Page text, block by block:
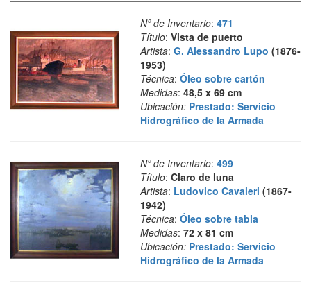
Nº de Inventario: 471
Título: Vista de puerto
Artista: G. Alessandro Lupo (1876-
1953)
Técnica: Óleo sobre cartón
Medidas: 48,5 x 69 cm
Ubicación: Prestado: Servicio
Hidrográfico de la Armada
Nº de Inventario: 499
Título: Claro de luna
Artista: Ludovico Cavaleri (1867-
1942)
Técnica: Óleo sobre tabla
Medidas: 72 x 81 cm
Ubicación: Prestado: Servicio
Hidrográfico de la Armada